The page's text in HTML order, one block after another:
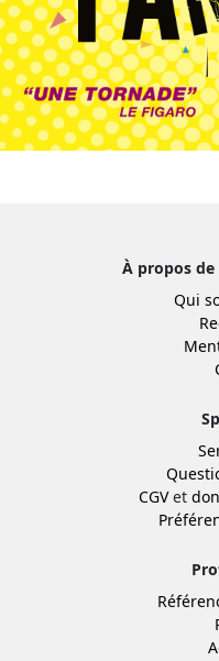
À propos de
Qui
CGVet